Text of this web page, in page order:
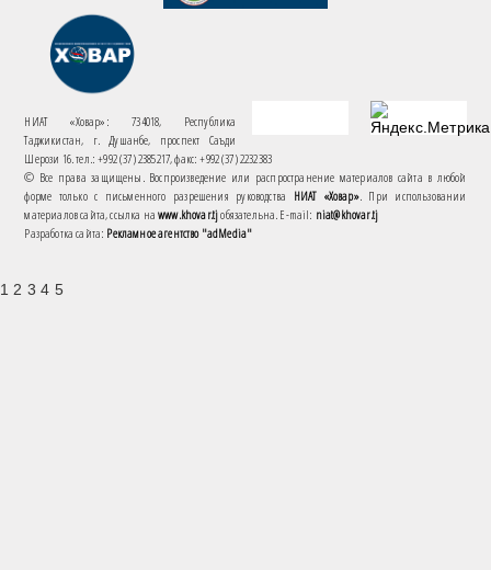
НИАТ «Ховар»: 734018, Республика
Таджикистан, г. Душанбе, проспект Саъди
Шерози 16. тел.: +992 (37) 2385217, факс: +992 (37) 2232383
© Все права защищены. Воспроизведение или распространение материалов сайта в любой
форме только с письменного разрешения руководства НИАТ «Ховар». При использовании
материалов сайта, ссылка наwww.khovar.tjобязательна. E-mail: niat@khovar.tj
Разработка сайта: Рекламное агентство "adMedia"
1 2 3 4 5